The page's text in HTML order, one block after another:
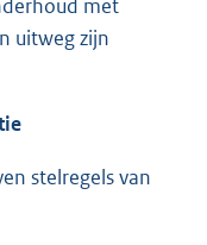
met
uitweg zijn
stelregels van